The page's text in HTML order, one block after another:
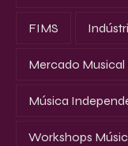
FIMS
Mercado Musical
Música
Workshops